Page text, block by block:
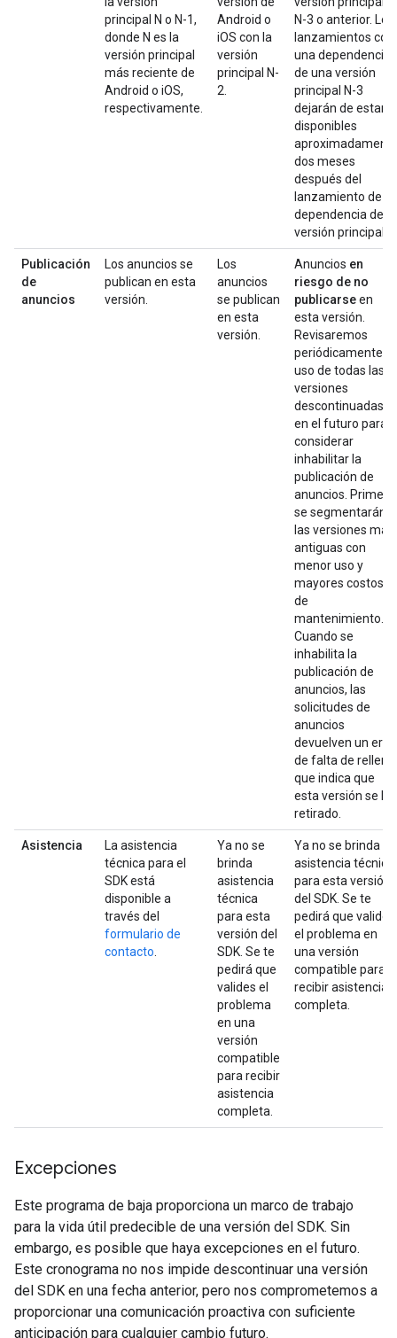
principal N o N-1,
donde N es la
versión principal
más reciente de
Android o iOS,
respectivamente.
Android o
iOS con la
versión
principal N-
2.
N-3 o anterior. Los
lanzamientos con
una dependencia
de una versión
principal N-3
dejarán de estar
disponibles
dos meses
después del
lanzamiento de la
dependencia de la
versión principal N.
Publicación
de
anuncios
Los anuncios se
publican en esta
versión.
Los
anuncios
se publican
en esta
versión.
Anuncios en
riesgo de no
publicarseen
esta versión.
Revisaremos
periódicamente el
uso de todas las
versiones
descontinuadas
en el futuro para
considerar
inhabilitar la
publicación de
anuncios. Primero
se segmentarán
las versiones más
antiguas con
menor uso y
mayores costos
de
mantenimiento.
Cuando se
inhabilita la
publicación de
anuncios, las
solicitudes de
anuncios
devuelven un
de falta de relleno
que indica que
esta versión se ha
retirado.
Asistencia
La asistencia
técnica para el
SDK está
disponible a
través del
formulario de
contacto.
Ya no se
brinda
asistencia
técnica
para esta
versión del
SDK. Se te
pedirá que
valides el
problema
en una
versión
compatible
para recibir
asistencia
completa.
Ya no se brinda
asistencia técnica
para esta versión
del SDK. Se te
pedirá que valides
el problema en
una versión
compatible para
recibir asistencia
completa.
Excepciones
Este programa de baja proporciona un marco de trabajo
para la vida útil predecible de una versión del SDK. Sin
embargo, es posible que haya excepciones en el futuro.
Este cronograma no nos impide descontinuar una versión
del SDK en una fecha anterior, pero nos comprometemos a
proporcionar una comunicación proactiva con suficiente
anticipación para cualquier cambio futuro.